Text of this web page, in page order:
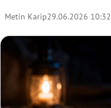
Metin Karip29.06.2026 10:32